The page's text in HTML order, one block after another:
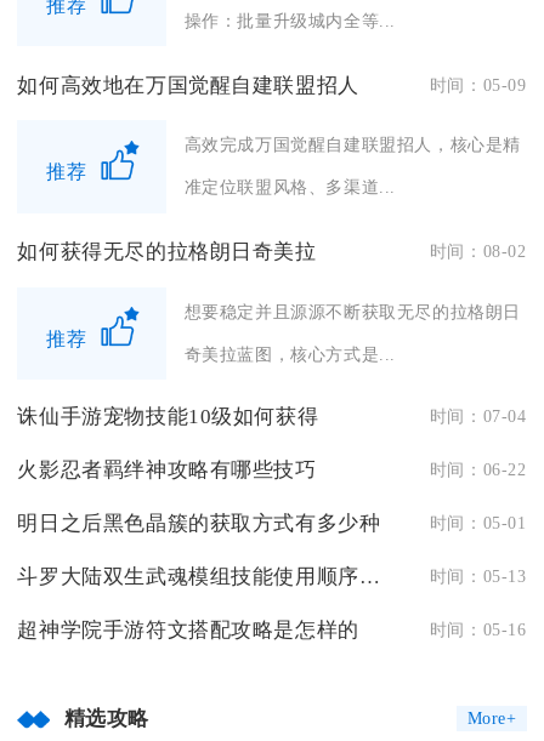
推荐
操作：批量升级城内全等...
如何高效地在万国觉醒自建联盟招人 时间：05-09
推荐
高效完成万国觉醒自建联盟招人，核心是精
准定位联盟风格、多渠道...
如何获得无尽的拉格朗日奇美拉 时间：08-02
推荐
想要稳定并且源源不断获取无尽的拉格朗日
奇美拉蓝图，核心方式是...
诛仙手游宠物技能10级如何获得 时间：07-04
火影忍者羁绊神攻略有哪些技巧 时间：06-22
明日之后黑色晶簇的获取方式有多少种 时间：05-01
斗罗大陆双生武魂模组技能使用顺序如何掌握 时间：05-13
超神学院手游符文搭配攻略是怎样的 时间：05-16
精选攻略 More+